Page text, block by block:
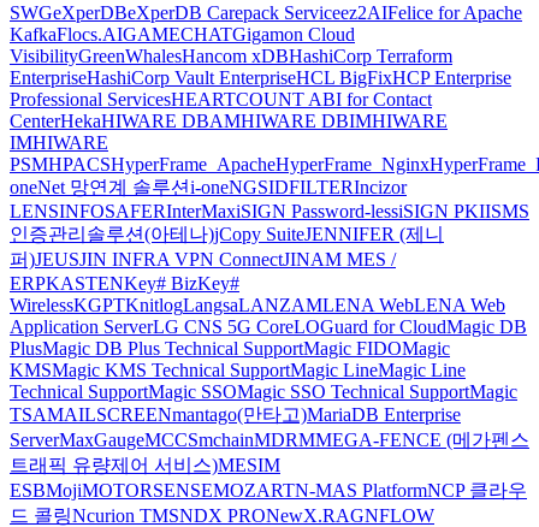
SWGeXperDBeXperDB Carepack Serviceez2AIFelice for Apache
KafkaFlocs.AIGAMECHATGigamon Cloud
VisibilityGreenWhalesHancom xDBHashiCorp Terraform
EnterpriseHashiCorp Vault EnterpriseHCL BigFixHCP Enterprise
Professional ServicesHEARTCOUNT ABI for Contact
CenterHekaHIWARE DBAMHIWARE DBIMHIWARE
IMHIWARE
PSMHPACSHyperFrame_ApacheHyperFrame_Nginx
oneNet 망연계 솔루션i-oneNGSIDFILTERIncizor
LENSINFOSAFERInterMaxiSIGN Password-lessiSIGN PKIISMS
인증관리솔루션(아테나)jCopy SuiteJENNIFER (제니
퍼)JEUSJIN INFRA VPN ConnectJINAM MES /
ERPKASTENKey# BizKey#
WirelessKGPTKnitlogLangsaLANZAMLENA WebLENA Web
Application ServerLG CNS 5G CoreLOGuard for CloudMagic DB
PlusMagic DB Plus Technical SupportMagic FIDOMagic
KMSMagic KMS Technical SupportMagic LineMagic Line
Technical SupportMagic SSOMagic SSO Technical SupportMagic
TSAMAILSCREENmantago(만타고)MariaDB Enterprise
ServerMaxGaugeMCCSmchainMDRMMEGA-FENCE (메가펜스
트래픽 유량제어 서비스)MESIM
ESBMojiMOTORSENSEMOZARTN-MAS PlatformNCP 클라우
드 콜링Ncurion TMSNDX PRONewX.RAGNFLOW